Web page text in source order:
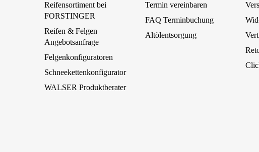
Reifensortiment bei
FORSTINGER
Reifen & Felgen
Angebotsanfrage
Felgenkonfiguratoren
Schneekettenkonfigurator
WALSER Produktberater
Termin vereinbaren
FAQ Terminbuchung
Altölentsorgung